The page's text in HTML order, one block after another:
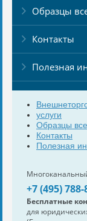
Образцы
Контакты
Полезная
услуги
Образцы
Контакты
Полезная
+7 (495) 788-
Бесплатные
для